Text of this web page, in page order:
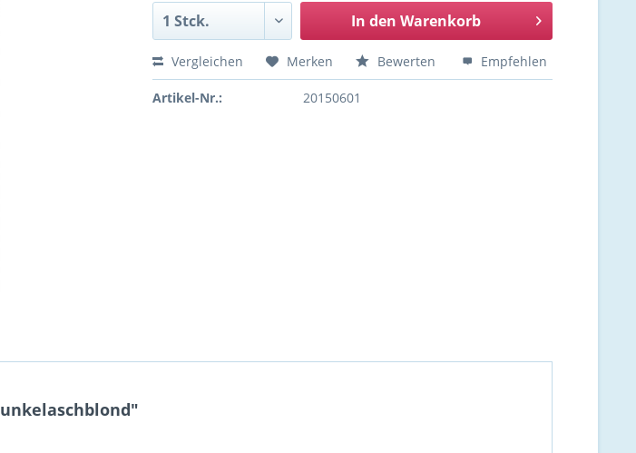
In den Warenkorb
Vergleichen Merken Bewerten Empfehlen
Artikel-Nr.: 20150601